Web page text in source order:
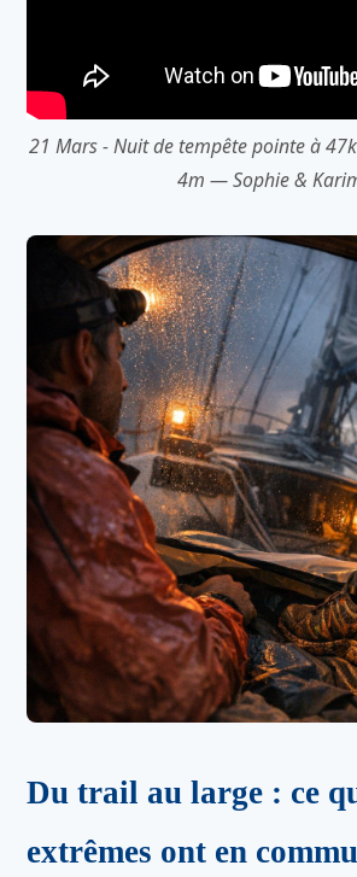
21 Mars - Nuit de tempête pointe à
4m — Sophie &
Du trail au large : ce
extrêmes ont en